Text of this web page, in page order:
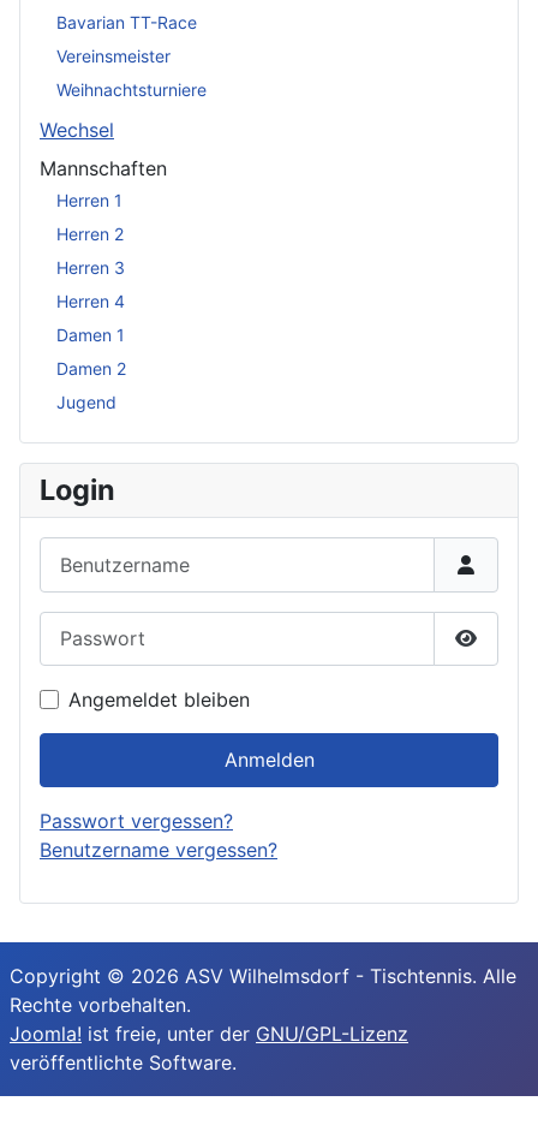
Bavarian TT-Race
Vereinsmeister
Weihnachtsturniere
Wechsel
Mannschaften
Herren 1
Herren 2
Herren 3
Herren 4
Damen 1
Damen 2
Jugend
Login
Angemeldet bleiben
Anmelden
Passwort vergessen?
Benutzername vergessen?
Copyright © 2026 ASV Wilhelmsdorf - Tischtennis. Alle
Rechte vorbehalten.
Joomla! ist freie, unter der GNU/GPL-Lizenz
veröffentlichte Software.